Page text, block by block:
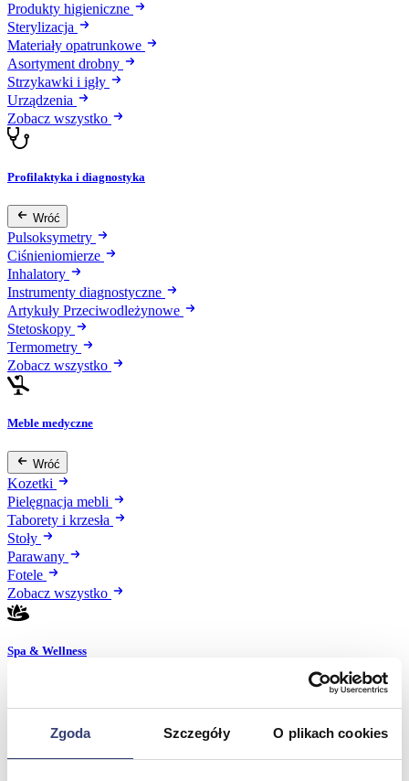
Zgoda Szczegóły O plikach cookies
Produkty higieniczne
Sterylizacja
Materiały opatrunkowe
Asortyment drobny
Strzykawki i igły
Urządzenia
Zobacz wszystko
Profilaktyka i diagnostyka
Wróć
Pulsoksymetry
Ciśnieniomierze
Inhalatory
Instrumenty diagnostyczne
Artykuły Przeciwodleżynowe
Stetoskopy
Termometry
Zobacz wszystko
Meble medyczne
Wróć
Kozetki
Pielęgnacja mebli
Taborety i krzesła
Stoły
Parawany
Fotele
Zobacz wszystko
Spa & Wellness
Fotele do masażu
Urządzenia